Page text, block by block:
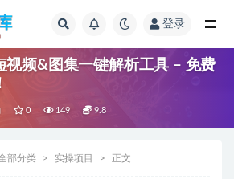
登录
视频&图集一键解析工具 – 免费
0 149 9.8
部分类 实操项目 正文